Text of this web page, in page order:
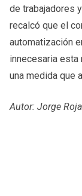
de trabajadores
recalcó que el
automatización
innecesaria esta
una medida que
Autor: Jorge